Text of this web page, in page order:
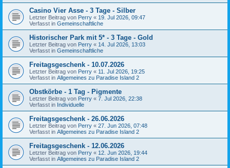
Casino Vier Asse - 3 Tage - Silber
Letzter Beitrag von Perry « 19. Jul 2026, 09:47
Verfasst in Gemeinschaftliche
Historischer Park mit 5* - 3 Tage - Gold
Letzter Beitrag von Perry « 14. Jul 2026, 13:03
Verfasst in Gemeinschaftliche
Freitagsgeschenk - 10.07.2026
Letzter Beitrag von Perry « 11. Jul 2026, 19:25
Verfasst in Allgemeines zu Paradise Island 2
Obstkörbe - 1 Tag - Pigmente
Letzter Beitrag von Perry « 7. Jul 2026, 22:38
Verfasst in Individuelle
Freitagsgeschenk - 26.06.2026
Letzter Beitrag von Perry « 27. Jun 2026, 07:48
Verfasst in Allgemeines zu Paradise Island 2
Freitagsgeschenk - 12.06.2026
Letzter Beitrag von Perry « 12. Jun 2026, 19:44
Verfasst in Allgemeines zu Paradise Island 2